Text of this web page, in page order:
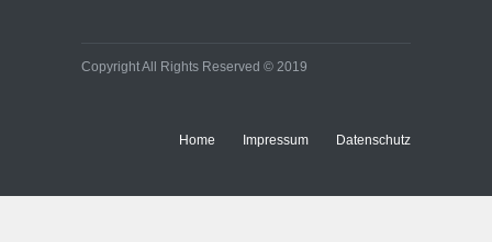
Copyright All Rights Reserved © 2019
Home Impressum Datenschutz